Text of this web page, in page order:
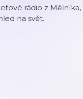
rádio z
na svět.